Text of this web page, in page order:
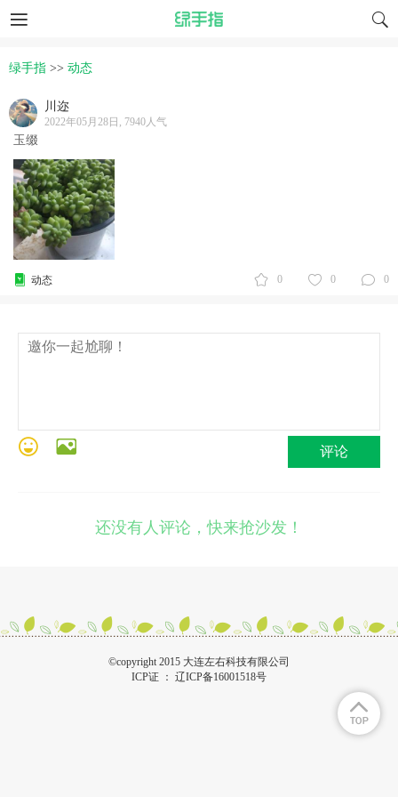
绿手指 >> 动态
川迩
2022年05月28日, 7940人气
玉缀
0 0 0
动态
评论
还没有人评论，快来抢沙发！
©copyright 2015 大连左右科技有限公司
ICP证 ： 辽ICP备16001518号